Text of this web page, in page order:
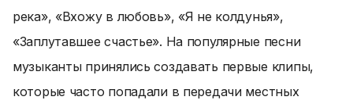
река», «Вхожу в любовь», «Я не колдунья»,
«Заплутавшее счастье». На популярные песни
музыканты принялись создавать первые клипы,
которые часто попадали в передачи местных